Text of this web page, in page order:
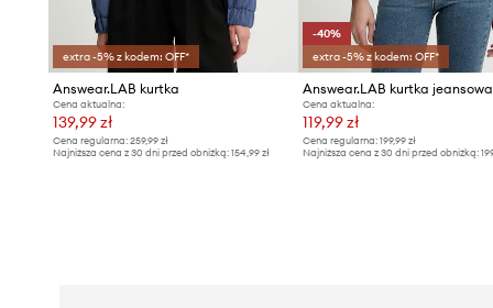
extra -5% z kodem: OFF*
Answear.LAB kurtka
Cena aktualna:
139,99 zł
Cena regularna: 259,99 zł
Najniższa cena z 30 dni przed obniżką: 154,99 zł
-40%
extra -5% z kodem: OFF*
Answear.LAB kurtka jeansowa
Cena aktualna:
119,99 zł
Cena regularna:199,99 zł
Najniższa cena z 30 dni przed obniżką: